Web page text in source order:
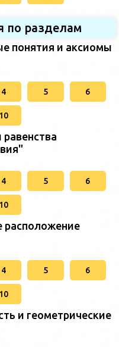
по разделам
понятия и аксиомы
4 5 6
10
4 5 6
10
расположение
4 5 6
10
и геометрические